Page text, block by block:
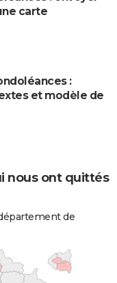
carte
:
et modèle de
nous ont quittés
de